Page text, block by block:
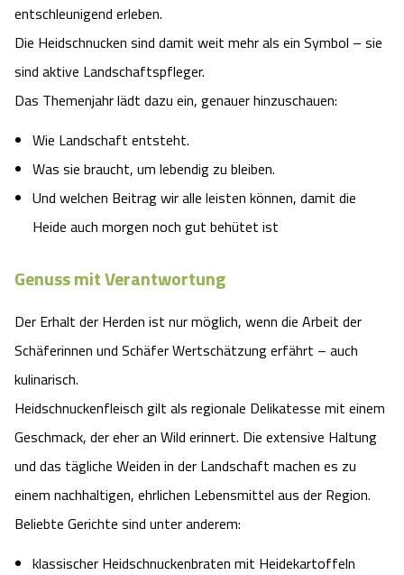
entschleunigend erleben.
Die Heidschnucken sind damit weit mehr als ein Symbol – sie
sind aktive Landschaftspfleger.
Das Themenjahr lädt dazu ein, genauer hinzuschauen:
Wie Landschaft entsteht.
Was sie braucht, um lebendig zu bleiben.
Und welchen Beitrag wir alle leisten können, damit die
Heide auch morgen noch gut behütet ist
Genuss mit Verantwortung
Der Erhalt der Herden ist nur möglich, wenn die Arbeit der
Schäferinnen und Schäfer Wertschätzung erfährt – auch
kulinarisch.
Heidschnuckenfleisch gilt als regionale Delikatesse mit einem
Geschmack, der eher an Wild erinnert. Die extensive Haltung
und das tägliche Weiden in der Landschaft machen es zu
einem nachhaltigen, ehrlichen Lebensmittel aus der Region.
Beliebte Gerichte sind unter anderem:
klassischer Heidschnuckenbraten mit Heidekartoffeln